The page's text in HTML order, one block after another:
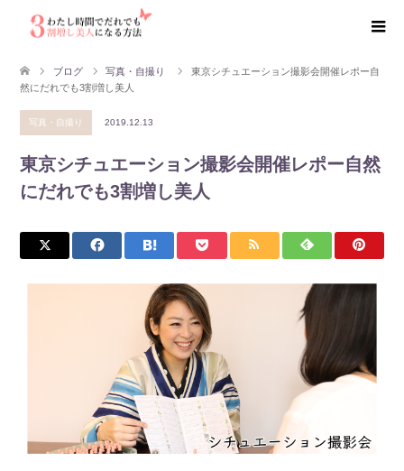
ブログ 写真・自撮り
東京シチュエーション撮影会開催レポー自
然にだれでも3割増し美人
写真・自撮り 2019.12.13
東京シチュエーション撮影会開催レポー自然
にだれでも3割増し美人